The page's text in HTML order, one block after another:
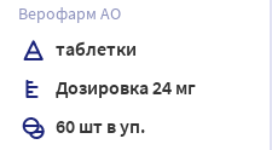
Верофарм АО
таблетки
Дозировка 24 мг
60 шт в уп.